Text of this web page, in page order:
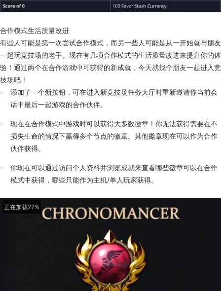
合作模式生活质量改进
有些人可能是第一次尝试合作模式，而另一些人可能是从一开始就与朋友
一起玩竞技场的老手。现在有几项合作模式的生活质量改进来提升你的体
验！通过两个在合作游戏中可获得的新成就，今天就找个朋友一起进入竞
添加了一个新按钮，可在进入新竞技场任务大厅时重新邀请你当前会
话中最后一起游戏的合作伙伴。
现在在合作模式中游戏时可以获得大多数徽章！你无法获得需要在不
损失生命的情况下赢得多个节点的徽章。其他徽章现在可以作为合作
你现在可以通过访问个人资料并浏览成就来查看哪些徽章可以在合作
模式中获得，哪些只能作为主机/单人玩家获得。